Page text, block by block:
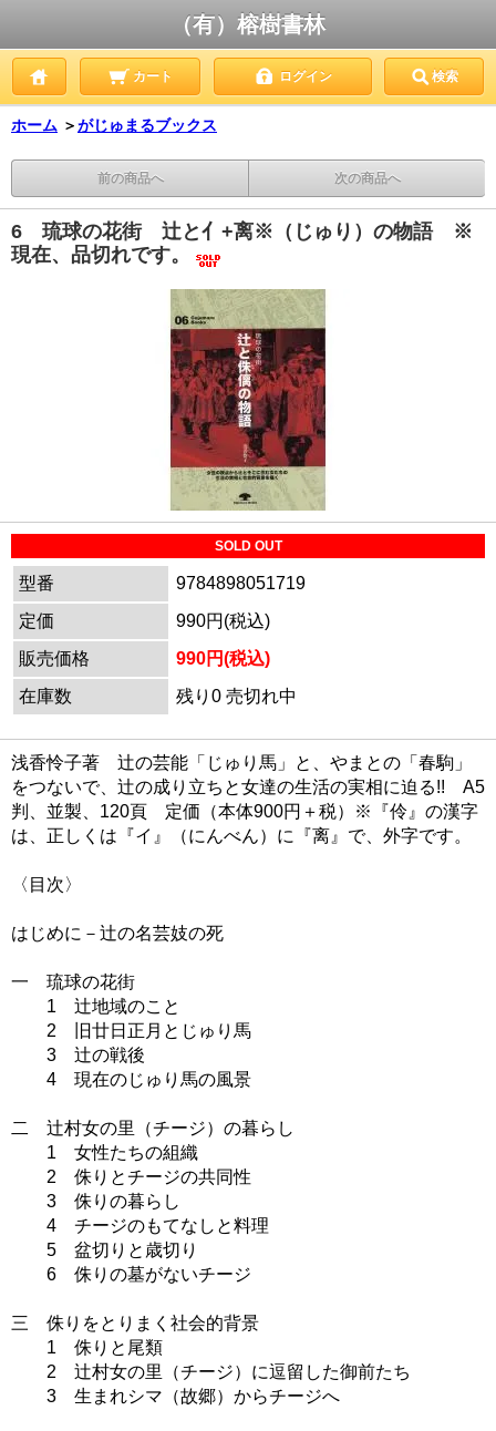
（有）榕樹書林
カート ログイン 検索
ホーム ＞がじゅまるブックス
前の商品へ 次の商品へ
6 琉球の花街 辻と亻+离※（じゅり）の物語 ※
現在、品切れです。
SOLD OUT
型番
9784898051719
定価
990円(税込)
販売価格
990円(税込)
在庫数
残り0 売切れ中
浅香怜子著 辻の芸能「じゅり馬」と、やまとの「春駒」
をつないで、辻の成り立ちと女達の生活の実相に迫る!! A5
判、並製、120頁 定価（本体900円＋税）※『伶』の漢字
は、正しくは『イ』（にんべん）に『离』で、外字です。
〈目次〉
はじめに－辻の名芸妓の死
一 琉球の花街
1 辻地域のこと
2 旧廿日正月とじゅり馬
3 辻の戦後
4 現在のじゅり馬の風景
二 辻村女の里（チージ）の暮らし
1 女性たちの組織
2 侏りとチージの共同性
3 侏りの暮らし
4 チージのもてなしと料理
5 盆切りと歳切り
6 侏りの墓がないチージ
三 侏りをとりまく社会的背景
1 侏りと尾類
2 辻村女の里（チージ）に逗留した御前たち
3 生まれシマ（故郷）からチージへ